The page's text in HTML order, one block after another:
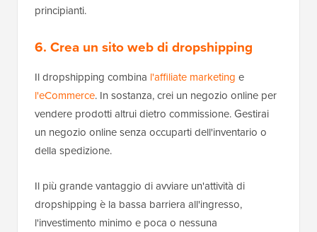
principianti.
6. Crea un sito web di dropshipping
Il dropshipping combina l'affiliate marketing e
l'eCommerce. In sostanza, crei un negozio online per
vendere prodotti altrui dietro commissione. Gestirai
un negozio online senza occuparti dell'inventario o
della spedizione.
Il più grande vantaggio di avviare un'attività di
dropshipping è la bassa barriera all'ingresso,
l'investimento minimo e poca o nessuna